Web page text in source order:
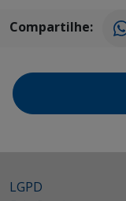
Compartilhe:
LGPD